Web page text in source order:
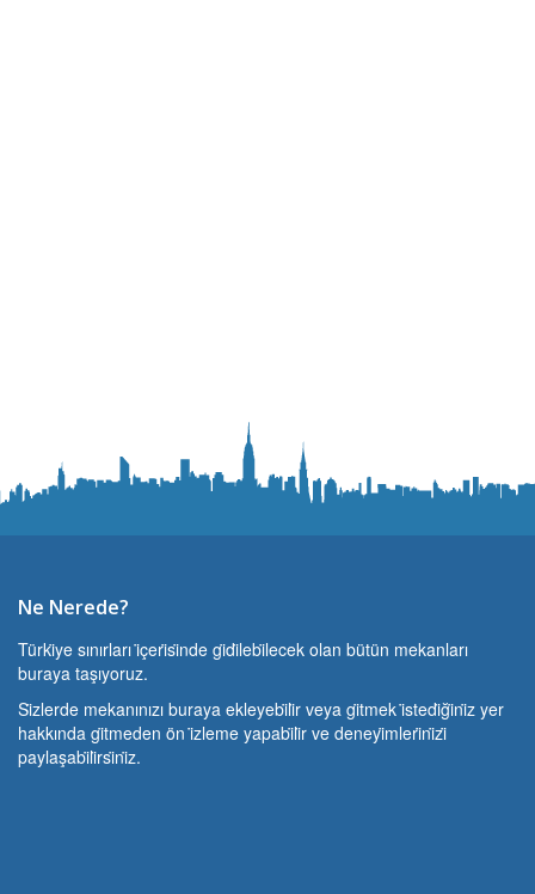
Ne Nerede?
Türki̇ye sınırları i̇çeri̇si̇nde gi̇di̇lebi̇lecek olan bütün mekanları
buraya taşıyoruz.
Si̇zlerde mekanınızı buraya ekleyebi̇li̇r veya gi̇tmek i̇stedi̇ği̇ni̇z yer
hakkında gi̇tmeden ön i̇zleme yapabi̇li̇r ve deneyi̇mleri̇ni̇zi̇
paylaşabi̇li̇rsi̇ni̇z.